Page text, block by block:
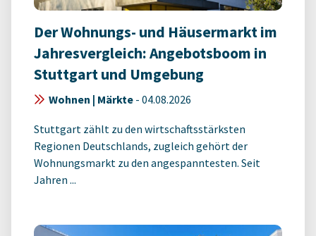
Der Wohnungs- und Häusermarkt im
Jahresvergleich: Angebotsboom in
Stuttgart und Umgebung
Wohnen | Märkte - 04.08.2026
Stuttgart zählt zu den wirtschaftsstärksten
Regionen Deutschlands, zugleich gehört der
Wohnungsmarkt zu den angespanntesten. Seit
Jahren ...